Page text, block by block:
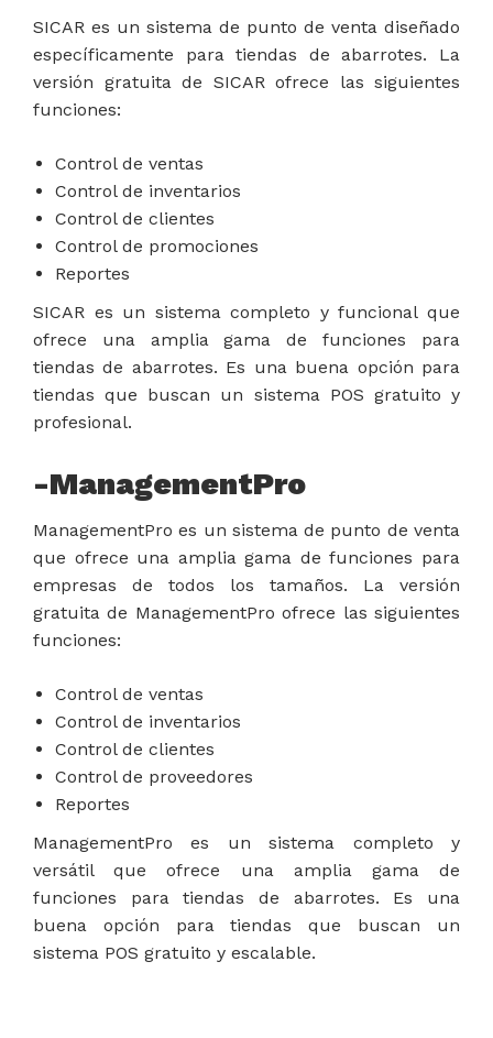
SICAR es un sistema de punto de venta diseñado
específicamente para tiendas de abarrotes. La
versión gratuita de SICAR ofrece las siguientes
funciones:
Control de ventas
Control de inventarios
Control de clientes
Control de promociones
Reportes
SICAR es un sistema completo y funcional que
ofrece una amplia gama de funciones para
tiendas de abarrotes. Es una buena opción para
tiendas que buscan un sistema POS gratuito y
profesional.
-ManagementPro
ManagementPro es un sistema de punto de venta
que ofrece una amplia gama de funciones para
empresas de todos los tamaños. La versión
gratuita de ManagementPro ofrece las siguientes
funciones:
Control de ventas
Control de inventarios
Control de clientes
Control de proveedores
Reportes
ManagementPro es un sistema completo y
versátil que ofrece una amplia gama de
funciones para tiendas de abarrotes. Es una
buena opción para tiendas que buscan un
sistema POS gratuito y escalable.